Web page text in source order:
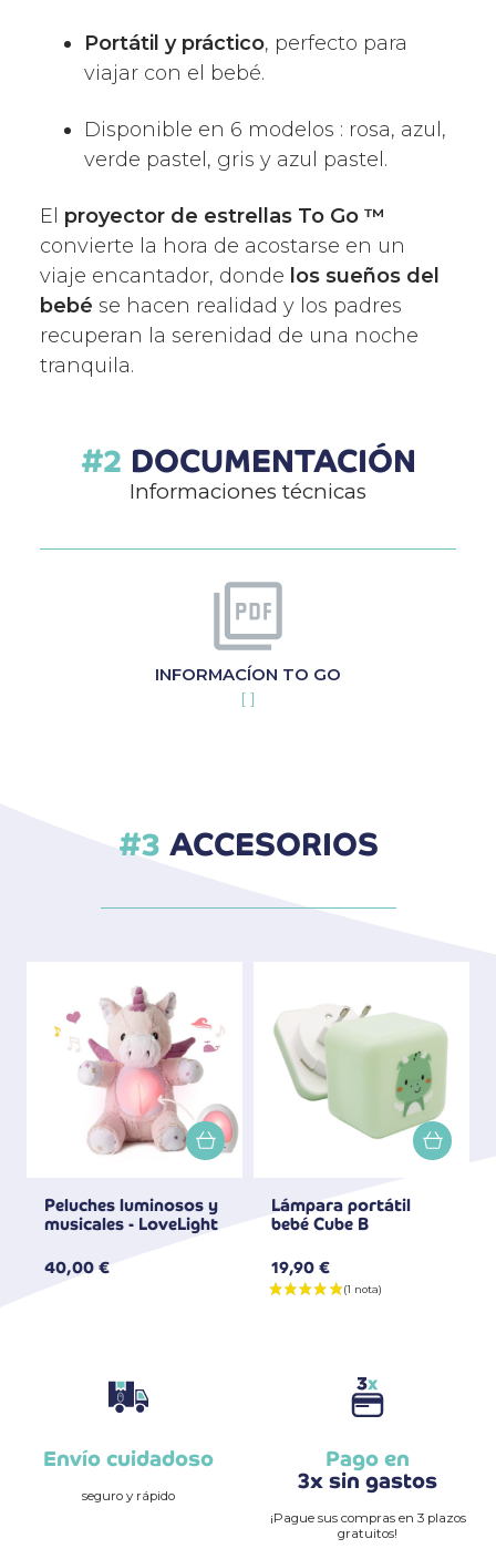
Portátil y práctico, perfecto para
viajar con el bebé.
Disponible en 6 modelos : rosa, azul,
verde pastel, gris y azul pastel.
El proyector de estrellas To Go ™
convierte la hora de acostarse en un
viaje encantador, donde los sueños del
bebé se hacen realidad y los padres
recuperan la serenidad de una noche
tranquila.
DOCUMENTACIÓN
Informaciones técnicas
INFORMACÍON TO GO
[ ]
ACCESORIOS
Peluches luminosos y
musicales - LoveLight
40,00 €
Lámpara portátil
bebé Cube B
19,90 €
Envío cuidadoso
seguro y rápido
Pago en
3x sin gastos
¡Pague sus compras en 3 plazos
gratuitos!